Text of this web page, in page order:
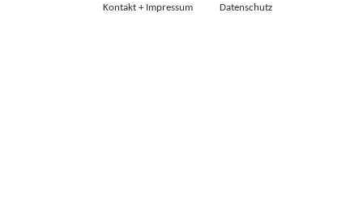
Kontakt + Impressum Datenschutz